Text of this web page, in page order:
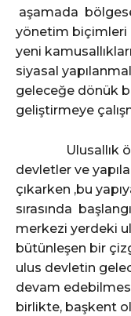
aşamada
yönetim biçimleri
yeni
siyasal
geleceğe dönük
geliştirmeye
Ulusallık
devletler ve
çıkarken ,bu
sırasında
merkezi yerdeki
bütünleşen bir
ulus devletin
devam
birlikte, başkent